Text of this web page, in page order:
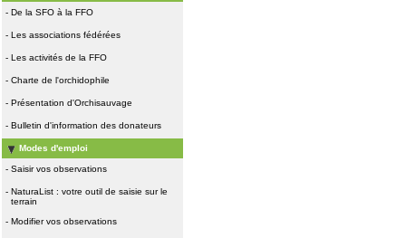
- De la SFO à la FFO
- Les associations fédérées
- Les activités de la FFO
- Charte de l'orchidophile
- Présentation d'Orchisauvage
- Bulletin d'information des donateurs
Modes d'emploi
- Saisir vos observations
- NaturaList : votre outil de saisie sur le
terrain
- Modifier vos observations